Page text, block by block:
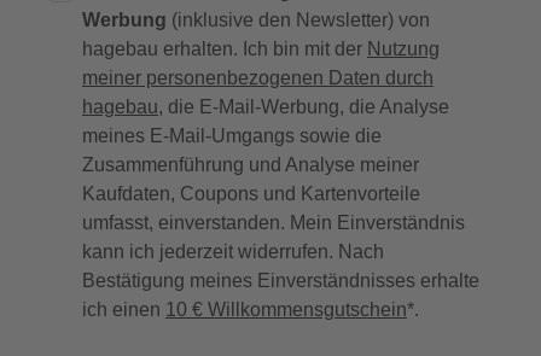
Werbung (inklusive den Newsletter) von
hagebau erhalten. Ich bin mit der Nutzung
meiner personenbezogenen Daten durch
hagebau, die E-Mail-Werbung, die Analyse
meines E-Mail-Umgangs sowie die
Zusammenführung und Analyse meiner
Kaufdaten, Coupons und Kartenvorteile
umfasst, einverstanden. Mein Einverständnis
kann ich jederzeit widerrufen. Nach
Bestätigung meines Einverständnisses erhalte
ich einen 10 € Willkommensgutschein*.